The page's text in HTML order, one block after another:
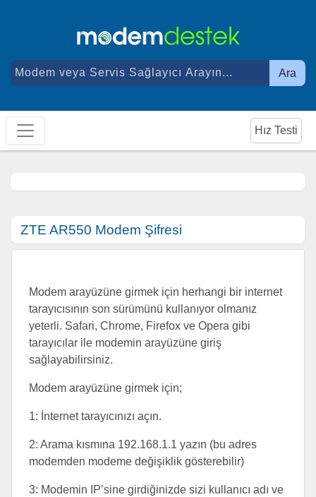
Ara
Hız Testi
ZTE AR550 Modem Şifresi
Modem arayüzüne girmek için herhangi bir internet
tarayıcısının son sürümünü kullanıyor olmanız
yeterli. Safari, Chrome, Firefox ve Opera gibi
tarayıcılar ile modemin arayüzüne giriş
sağlayabilirsiniz.
Modem arayüzüne girmek için;
1: İnternet tarayıcınızı açın.
2: Arama kısmına 192.168.1.1 yazın (bu adres
modemden modeme değişiklik gösterebilir)
3: Modemin IP’sine girdiğinizde sizi kullanıcı adı ve